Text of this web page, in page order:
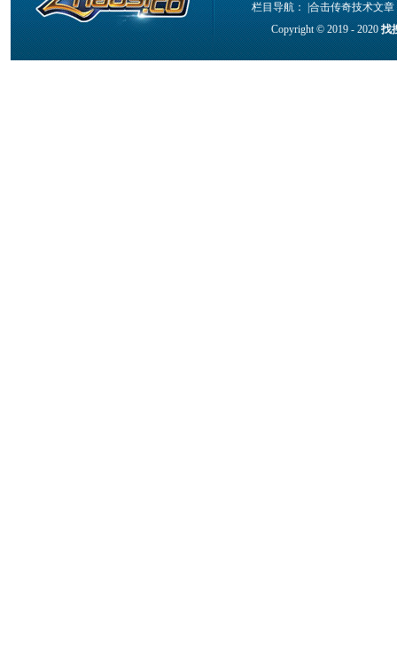
栏目导航： |合击传奇技术文章
Copyright © 2019 - 2020找